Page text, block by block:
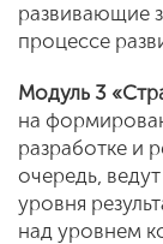
развивающие
процессе
Модуль 3
на
разработке и
очередь,
уровня
над уровнем